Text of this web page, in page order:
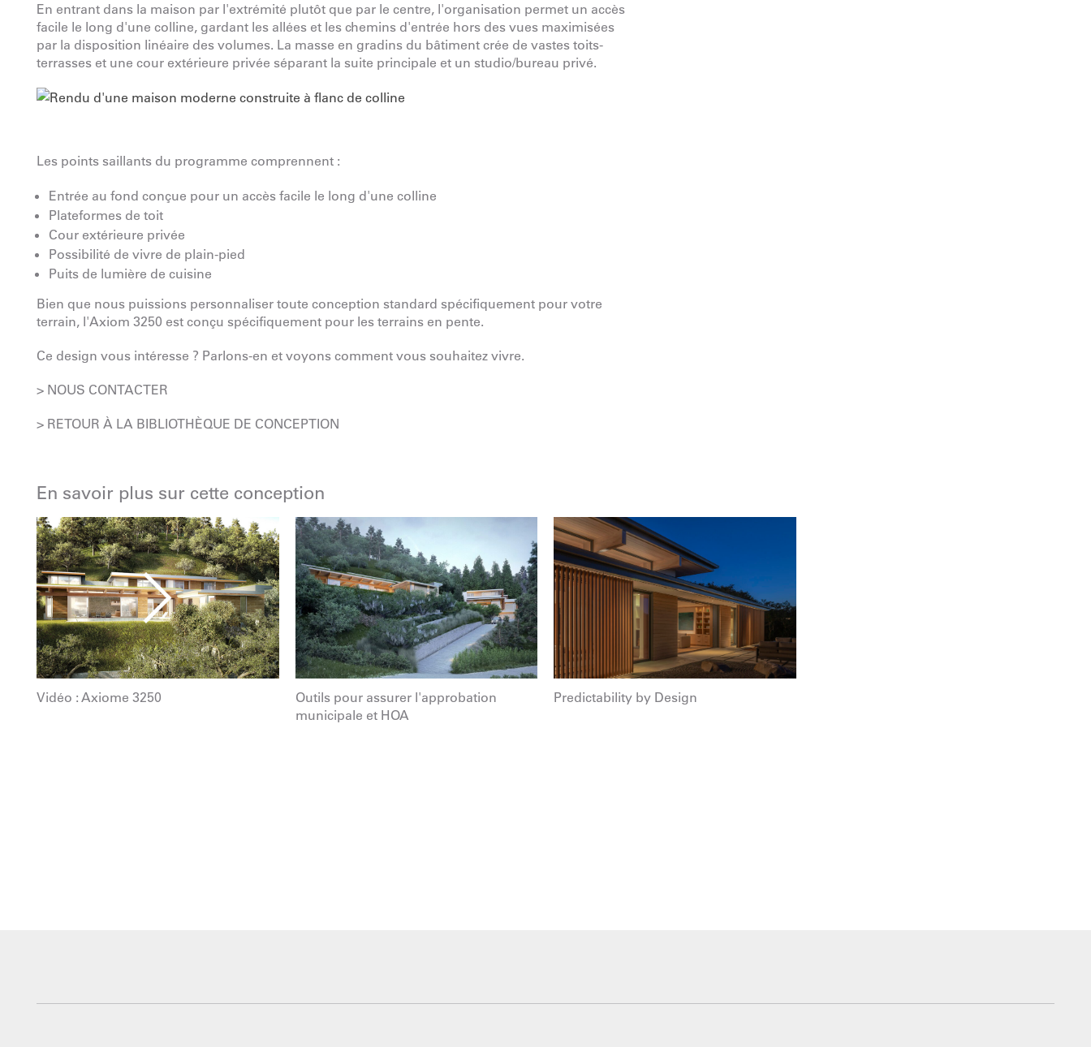
En entrant dans la maison par l'extrémité plutôt que par le centre, l'organisation permet un accès
facile le long d'une colline, gardant les allées et les chemins d'entrée hors des vues maximisées
par la disposition linéaire des volumes. La masse en gradins du bâtiment crée de vastes toits-
terrasses et une cour extérieure privée séparant la suite principale et un studio/bureau privé.
Les points saillants du programme comprennent :
Entrée au fond conçue pour un accès facile le long d'une colline
Plateformes de toit
Cour extérieure privée
Possibilité de vivre de plain-pied
Puits de lumière de cuisine
Bien que nous puissions personnaliser toute conception standard spécifiquement pour votre
terrain, l'Axiom 3250 est conçu spécifiquement pour les terrains en pente.
Ce design vous intéresse ? Parlons-en et voyons comment vous souhaitez vivre.
> NOUS CONTACTER
> RETOUR À LA BIBLIOTHÈQUE DE CONCEPTION
En savoir plus sur cette conception
Vidéo : Axiome 3250
Outils pour assurer l'approbation
municipale et HOA
Predictability by Design